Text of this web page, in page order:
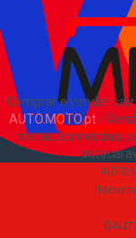
Comprar e vender
AUTO.MOTO.pt-
motas, comerciais,